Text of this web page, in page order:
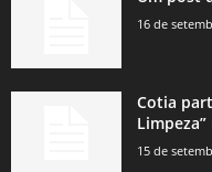
16 de
Cotia
15 de